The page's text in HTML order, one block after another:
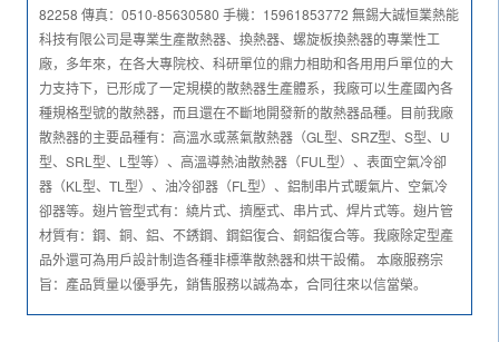
82258 傳真：0510-85630580 手機：15961853772 無錫大誠恒業熱能
科技有限公司是專業生產散熱器、換熱器、螺旋板換熱器的專業性工
廠，多年來，在各大專院校、科研單位的鼎力相助和各用用戶單位的大
力支持下，已形成了一定規模的散熱器生產體系，我廠可以生產國內各
種規格型號的散熱器，而且還在不斷地開發新的散熱器品種。目前我廠
散熱器的主要品種有：高溫水或蒸氣散熱器（GL型、SRZ型、S型、U
型、SRL型、L型等）、高溫導熱油散熱器（FUL型）、表面空氣冷卻
器（KL型、TL型）、油冷卻器（FL型）、鋁制串片式暖氣片、空氣冷
卻器等。翅片管型式有：繞片式、擠壓式、串片式、焊片式等。翅片管
材質有：鋼、銅、鋁、不銹鋼、鋼鋁復合、銅鋁復合等。我廠除定型產
品外還可為用戶設計制造各種非標準散熱器和烘干設備。 本廠服務宗
旨：產品質量以優爭先，銷售服務以誠為本，合同往來以信當榮。